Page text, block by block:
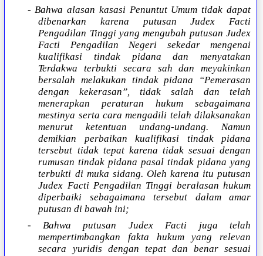
- Bahwa alasan kasasi Penuntut Umum tidak dapat
dibenarkan karena putusan Judex Facti
Pengadilan Tinggi yang mengubah putusan Judex
Facti Pengadilan Negeri sekedar mengenai
kualifikasi tindak pidana dan menyatakan
Terdakwa terbukti secara sah dan meyakinkan
bersalah melakukan tindak pidana “Pemerasan
dengan kekerasan”, tidak salah dan telah
menerapkan peraturan hukum sebagaimana
mestinya serta cara mengadili telah dilaksanakan
menurut ketentuan undang-undang. Namun
demikian perbaikan kualifikasi tindak pidana
tersebut tidak tepat karena tidak sesuai dengan
rumusan tindak pidana pasal tindak pidana yang
terbukti di muka sidang. Oleh karena itu putusan
Judex Facti Pengadilan Tinggi beralasan hukum
diperbaiki sebagaimana tersebut dalam amar
putusan di bawah ini;
- Bahwa putusan Judex Facti juga telah
mempertimbangkan fakta hukum yang relevan
secara yuridis dengan tepat dan benar sesuai